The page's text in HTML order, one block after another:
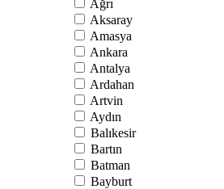
Ağrı
Aksaray
Amasya
Ankara
Antalya
Ardahan
Artvin
Aydın
Balıkesir
Bartın
Batman
Bayburt